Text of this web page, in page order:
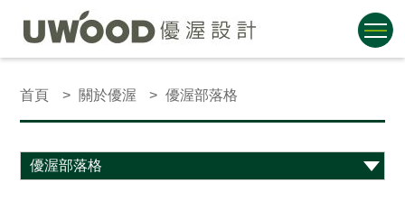
首頁 關於優渥 優渥部落格